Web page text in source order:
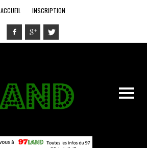
ACCUEIL INSCRIPTION